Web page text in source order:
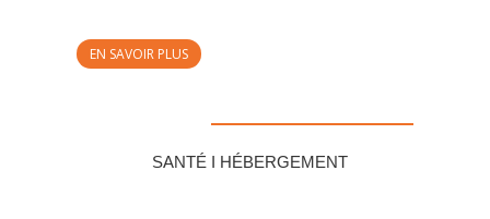
EN SAVOIR PLUS
SANTÉ I HÉBERGEMENT